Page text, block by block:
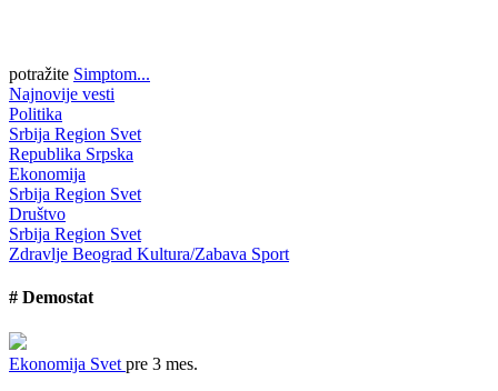
potražite Simptom...
Najnovije vesti
Politika
Srbija Region Svet
Republika Srpska
Ekonomija
Srbija Region Svet
Društvo
Srbija Region Svet
Zdravlje Beograd Kultura/Zabava Sport
# Demostat
Ekonomija Svet pre 3 mes.